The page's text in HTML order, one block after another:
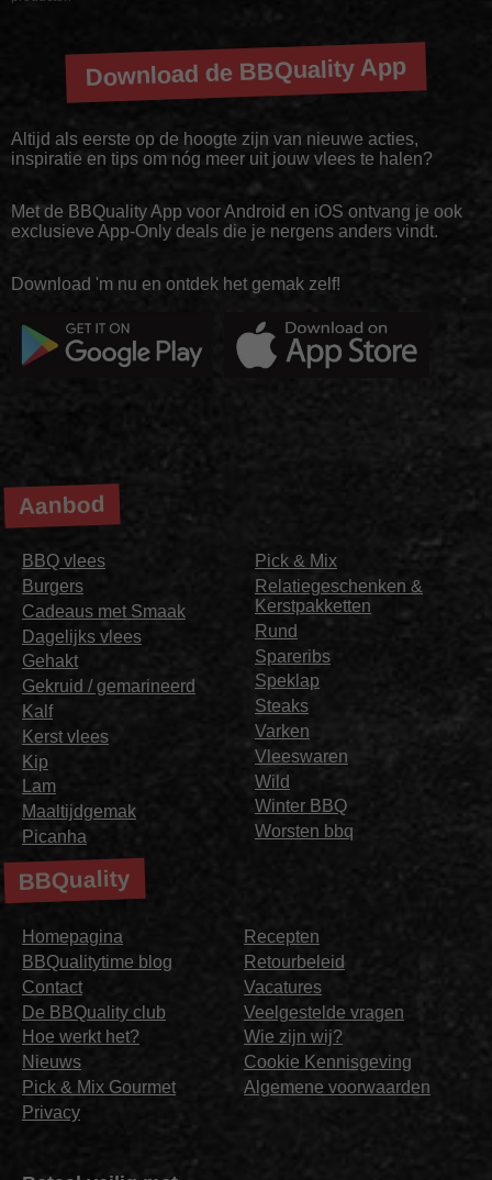
Download de BBQuality App
Altijd als eerste op de hoogte zijn van nieuwe acties,
inspiratie en tips om nóg meer uit jouw vlees te halen?
Met de BBQuality App voor Android en iOS ontvang je ook
exclusieve App-Only deals die je nergens anders vindt.
Download 'm nu en ontdek het gemak zelf!
Aanbod
BBQ vlees
Burgers
Cadeaus met Smaak
Dagelijks vlees
Gehakt
Gekruid / gemarineerd
Kalf
Kerst vlees
Kip
Lam
Maaltijdgemak
Picanha
Pick & Mix
Relatiegeschenken &
Kerstpakketten
Rund
Spareribs
Speklap
Steaks
Varken
Vleeswaren
Wild
Winter BBQ
Worsten bbq
BBQuality
Homepagina
BBQualitytime blog
Contact
De BBQuality club
Hoe werkt het?
Nieuws
Pick & Mix Gourmet
Privacy
Recepten
Retourbeleid
Vacatures
Veelgestelde vragen
Wie zijn wij?
Cookie Kennisgeving
Algemene voorwaarden